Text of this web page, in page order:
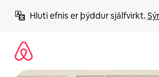
beint
Hluti efnis er þýddur sjálfvirkt.